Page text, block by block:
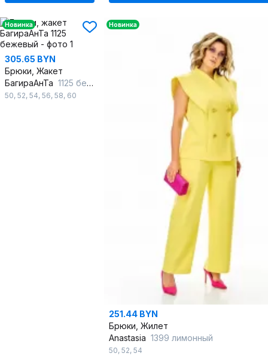
Новинка
305.65 BYN
Брюки, Жакет
БагираАнТа 1125 бежевый
50, 52, 54, 56, 58, 60
Новинка
251.44 BYN
Брюки, Жилет
Anastasia 1399 лимонный
50, 52, 54